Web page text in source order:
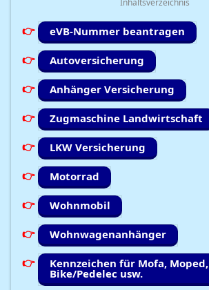
Inhaltsverzeichnis
eVB-Nummer beantragen
Autoversicherung
Anhänger Versicherung
Zugmaschine Landwirtschaft
LKW Versicherung
Motorrad
Wohnmobil
Wohnwagenanhänger
Kennzeichen für Mofa, Moped,
Bike/Pedelec usw.